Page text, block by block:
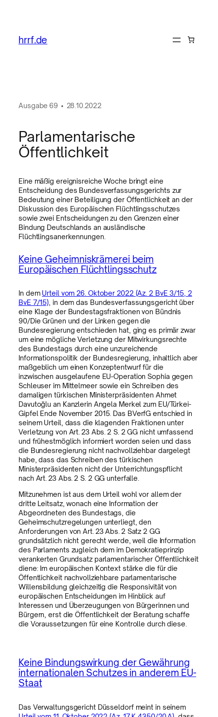
hrrf.de
Ausgabe 69 • 28.10.2022
Parlamentarische
Öffentlichkeit
Eine mäßig ereignisreiche Woche bringt eine
Entscheidung des Bundesverfassungsgerichts zur
Bedeutung einer Beteiligung der Öffentlichkeit an der
Diskussion des Europäischen Flüchtlingsschutzes
sowie zwei Entscheidungen zu den Grenzen einer
Bindung Deutschlands an ausländische
Flüchtlingsanerkennungen.
Keine Geheimniskrämerei beim
Europäischen Flüchtlingsschutz
In dem Urteil vom 26. Oktober 2022 (Az. 2 BvE 3/15, 2
BvE 7/15) , in dem das Bundesverfassungsgericht über
eine Klage der Bundestagsfraktionen von Bündnis
90/Die Grünen und der Linken gegen die
Bundesregierung entschieden hat, ging es primär zwar
um eine mögliche Verletzung der Mitwirkungsrechte
des Bundestags durch eine unzureichende
Informationspolitik der Bundesregierung, inhaltlich aber
maßgeblich um einen Konzeptentwurf für die
inzwischen ausgelaufene EU-Operation Sophia gegen
Schleuser im Mittelmeer sowie ein Schreiben des
damaligen türkischen Ministerpräsidenten Ahmet
Davutoğlu an Kanzlerin Angela Merkel zum EU/Türkei-
Gipfel Ende November 2015. Das BVerfG entschied in
seinem Urteil, dass die klagenden Fraktionen unter
Verletzung von Art. 23 Abs. 2 S. 2 GG nicht umfassend
und frühestmöglich informiert worden seien und dass
die Bundesregierung nicht nachvollziehbar dargelegt
habe, dass das Schreiben des türkischen
Ministerpräsidenten nicht der Unterrichtungspflicht
nach Art. 23 Abs. 2 S. 2 GG unterfalle.
Mitzunehmen ist aus dem Urteil wohl vor allem der
dritte Leitsatz, wonach eine Information der
Abgeordneten des Bundestags, die
Geheimschutzregelungen unterliegt, den
Anforderungen von Art. 23 Abs. 2 Satz 2 GG
grundsätzlich nicht gerecht werde, weil die Information
des Parlaments zugleich dem im Demokratieprinzip
verankerten Grundsatz parlamentarischer Öffentlichkeit
diene: Im europäischen Kontext stärke die für die
Öffentlichkeit nachvollziehbare parlamentarische
Willensbildung gleichzeitig die Responsivität von
europäischen Entscheidungen im Hinblick auf
Interessen und Überzeugungen von Bürgerinnen und
Bürgern, erst die Öffentlichkeit der Beratung schaffe
die Voraussetzungen für eine Kontrolle durch diese.
Keine Bindungswirkung der Gewährung
internationalen Schutzes in anderem EU-
Staat
Das Verwaltungsgericht Düsseldorf meint in seinem